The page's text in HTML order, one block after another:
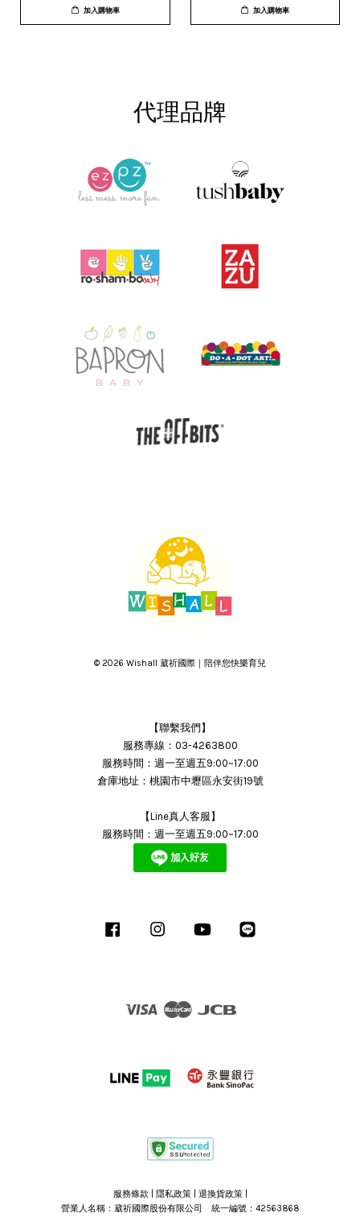
加入購物車 加入購物車
代理品牌
© 2026 Wishall 葳祈國際｜陪伴您快樂育兒
【聯繫我們】
服務專線：03-4263800
服務時間：週一至週五9:00~17:00
倉庫地址：桃園市中壢區永安街19號
【Line真人客服】
服務時間：週一至週五9:00~17:00
Facebook Instagram YouTube
Visa Master
服務條款 隱私政策| 退換貨政策|
營業人名稱：葳祈國際股份有限公司 統一編號：42563868